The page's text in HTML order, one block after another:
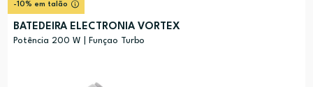
-10% em talão
BATEDEIRA ELECTRONIA VORTEX
Potência 200 W | Funçao Turbo